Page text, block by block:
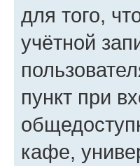
для того,
учётной
пункт при
кафе,